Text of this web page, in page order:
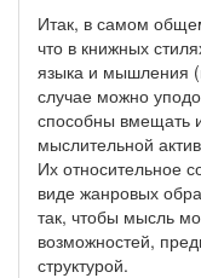
Итак, в самом
что в книжных
языка и мышления
случае можно
способны вмещать
мыслительной
Их относительное
виде жанровых
так, чтобы мысль
возможностей,
структурой.